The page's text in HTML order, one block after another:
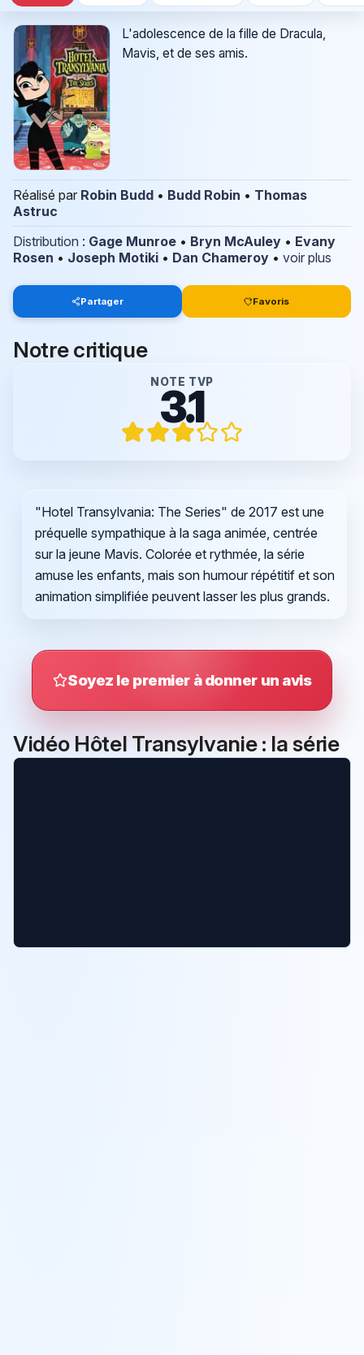
L'adolescence de la fille de Dracula,
Mavis, et de ses amis.
Réalisé par Robin Budd • Budd Robin • Thomas
Astruc
Distribution : Gage Munroe • Bryn McAuley • Evany
Rosen • Joseph Motiki • Dan Chameroy • voir plus
Partager Favoris
Notre critique
NOTE TVP
3.1
"Hotel Transylvania: The Series" de 2017 est une
préquelle sympathique à la saga animée, centrée
sur la jeune Mavis. Colorée et rythmée, la série
amuse les enfants, mais son humour répétitif et son
animation simplifiée peuvent lasser les plus grands.
Soyez le premier à donner un avis
Vidéo Hôtel Transylvanie : la série